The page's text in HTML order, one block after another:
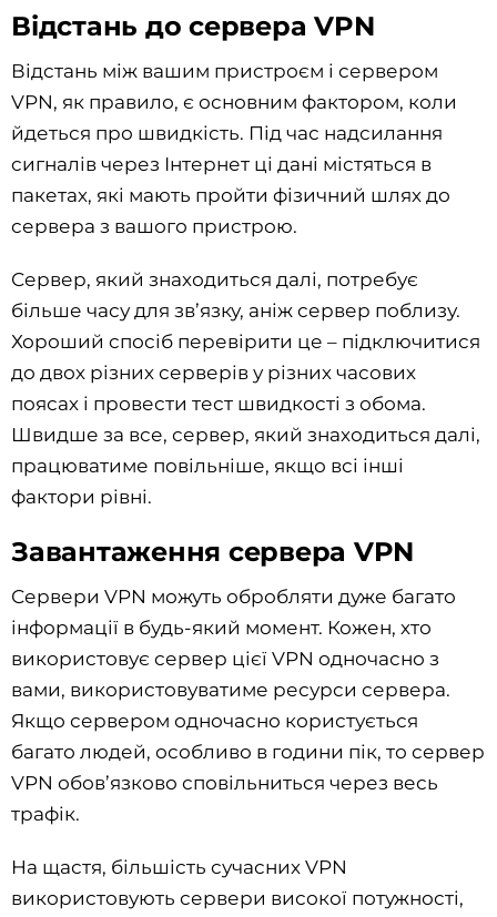
Відстань до сервера VPN
Відстань між вашим пристроєм і сервером
VPN, як правило, є основним фактором, коли
йдеться про швидкість. Під час надсилання
сигналів через Інтернет ці дані містяться в
пакетах, які мають пройти фізичний шлях до
сервера з вашого пристрою.
Сервер, який знаходиться далі, потребує
більше часу для зв’язку, аніж сервер поблизу.
Хороший спосіб перевірити це – підключитися
до двох різних серверів у різних часових
поясах і провести тест швидкості з обома.
Швидше за все, сервер, який знаходиться далі,
працюватиме повільніше, якщо всі інші
фактори рівні.
Завантаження сервера VPN
Сервери VPN можуть обробляти дуже багато
інформації в будь-який момент. Кожен, хто
використовує сервер цієї VPN одночасно з
вами, використовуватиме ресурси сервера.
Якщо сервером одночасно користується
багато людей, особливо в години пік, то сервер
VPN обов’язково сповільниться через весь
трафік.
На щастя, більшість сучасних VPN
використовують сервери високої потужності,